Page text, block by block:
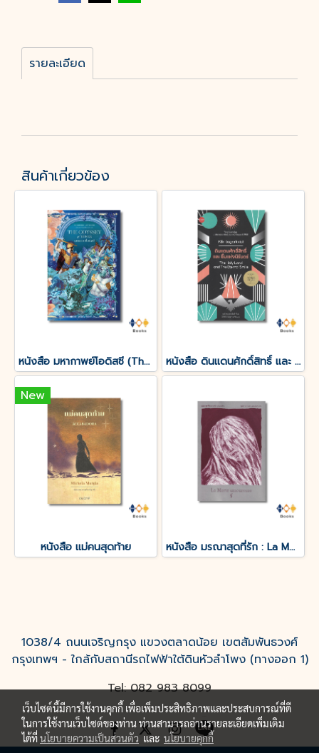
รายละเอียด
สินค้าเกี่ยวข้อง
หนังสือ มหากาพย์โอดิสซี (The Odyssey of Homer) หนังสือ ดินแดนศักดิ์สิทธิ์ และ ยิ้มแห่งนิรันดร์
New
หนังสือ แม่คนสุดท้าย หนังสือ มรณาสุดที่รัก : La Morte amoureuse
1038/4 ถนนเจริญกรุง แขวงตลาดน้อย เขตสัมพันธวงศ์
กรุงเทพฯ - ใกล้กับสถานีรถไฟฟ้าใต้ดินหัวลำโพง (ทางออก 1)
Tel: 082 983 8099
เว็บไซต์นี้มีการใช้งานคุกกี้ เพื่อเพิ่มประสิทธิภาพและประสบการณ์ที่ดี
ในการใช้งานเว็บไซต์ของท่าน ท่านสามารถอ่านรายละเอียดเพิ่มเติม
ได้ที่นโยบายความเป็นส่วนตัวและ นโยบายคุกกี้